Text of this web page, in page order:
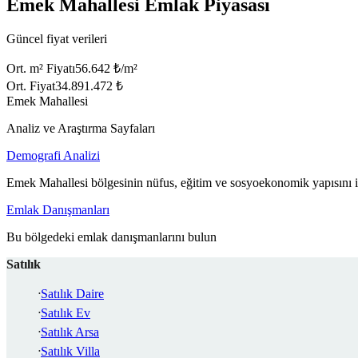
Emek Mahallesi Emlak Piyasası
Güncel fiyat verileri
Ort. m² Fiyatı56.642 ₺/m²
Ort. Fiyat34.891.472 ₺
Emek Mahallesi
Analiz ve Araştırma Sayfaları
Demografi Analizi
Emek Mahallesi bölgesinin nüfus, eğitim ve sosyoekonomik yapısını
Emlak Danışmanları
Bu bölgedeki emlak danışmanlarını bulun
Satılık
Satılık Daire
Satılık Ev
Satılık Arsa
Satılık Villa